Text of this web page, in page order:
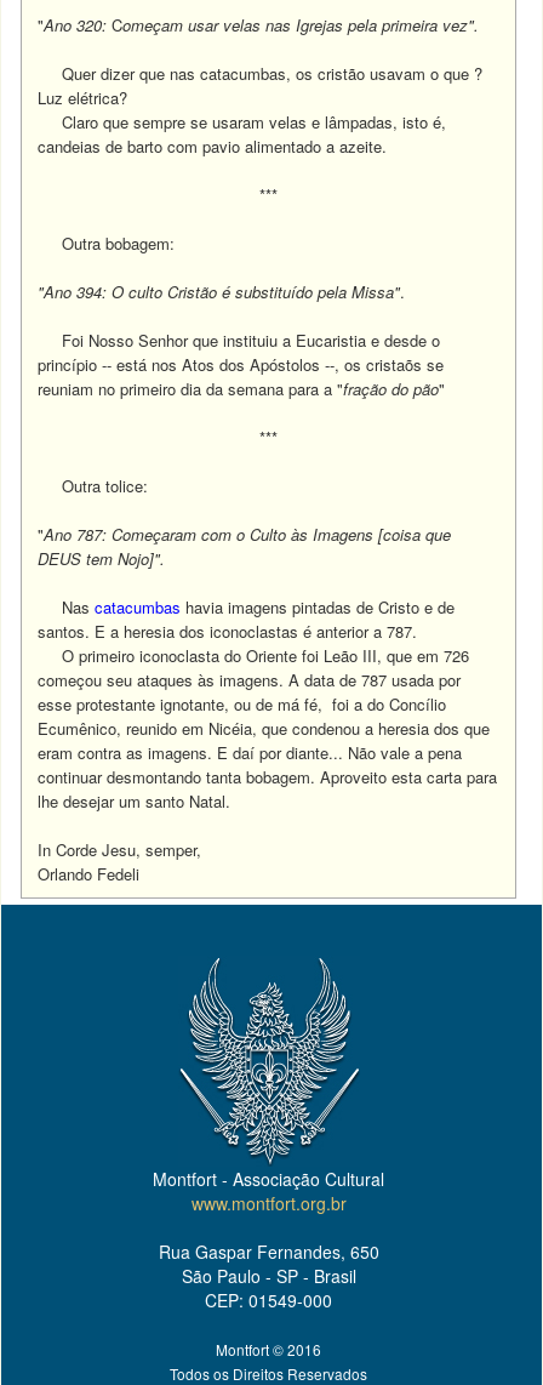
"Ano 320:Começam usar velas nas Igrejas pela primeira vez".
Quer dizer que nas catacumbas, os cristão usavam o que ?
Luz elétrica?
Claro que sempre se usaram velas e lâmpadas, isto é,
candeias de barto com pavio alimentado a azeite.
***
Outra bobagem:
"Ano 394: O culto Cristão é substituído pela Missa".
Foi Nosso Senhor que instituiu a Eucaristia e desde o
princípio -- está nos Atos dos Apóstolos --, os cristaõs se
reuniam no primeiro dia da semana para a "fração do pão"
***
Outra tolice:
"Ano 787: Começaram com o Culto às Imagens [coisa que
DEUS tem Nojo]".
Nascatacumbas havia imagens pintadas de Cristo e de
santos. E a heresia dos iconoclastas é anterior a 787.
O primeiro iconoclasta do Oriente foi Leão III, que em 726
começou seu ataques às imagens. A data de 787 usada por
esse protestante ignotante, ou de má fé, foi a do Concílio
Ecumênico, reunido em Nicéia, que condenou a heresia dos que
eram contra as imagens. E daí por diante... Não vale a pena
continuar desmontando tanta bobagem. Aproveito esta carta para
lhe desejar um santo Natal.
In Corde Jesu, semper,
Orlando Fedeli
Montfort - Associação Cultural
www.montfort.org.br
Rua Gaspar Fernandes, 650
São Paulo - SP - Brasil
CEP: 01549-000
Montfort © 2016
Todos os Direitos Reservados